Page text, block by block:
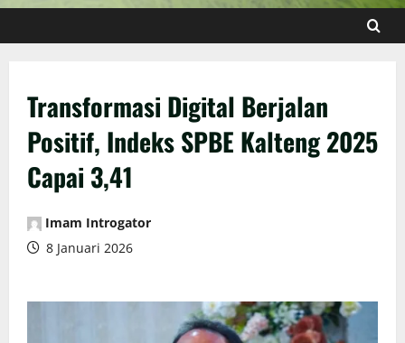
Transformasi Digital Berjalan
Positif, Indeks SPBE Kalteng 2025
Capai 3,41
Imam Introgator
8 Januari 2026